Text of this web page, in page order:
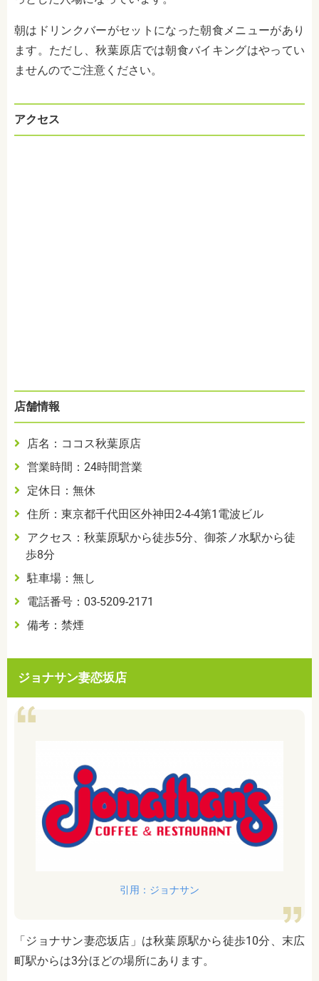
朝はドリンクバーがセットになった朝食メニューがあり
ます。ただし、秋葉原店では朝食バイキングはやってい
ませんのでご注意ください。
アクセス
店舗情報
店名：ココス秋葉原店
営業時間：24時間営業
定休日：無休
住所：東京都千代田区外神田2-4-4第1電波ビル
アクセス：秋葉原駅から徒歩5分、御茶ノ水駅から徒
歩8分
駐車場：無し
電話番号：03-5209-2171
備考：禁煙
ジョナサン妻恋坂店
引用：ジョナサン
「ジョナサン妻恋坂店」は秋葉原駅から徒歩10分、末広
町駅からは3分ほどの場所にあります。